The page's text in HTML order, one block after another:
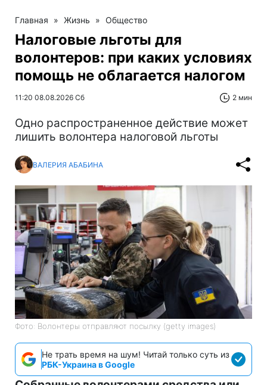
Главная » Жизнь » Общество
Налоговые льготы для
волонтеров: при каких условиях
помощь не облагается налогом
11:20 08.08.2026 Сб 2 мин
Одно распространенное действие может
лишить волонтера налоговой льготы
ВАЛЕРИЯ АБАБИНА
Фото: Волонтеры отправляют посылку (getty images)
Не трать время на шум! Читай только суть из
РБК-Украина в Google